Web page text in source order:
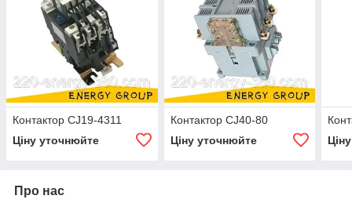
Контактор CJ19-4311
Ціну уточнюйте
Контактор CJ40-80
Ціну уточнюйте
Про нас